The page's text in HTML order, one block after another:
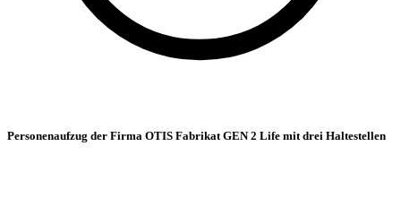
Personenaufzug der Firma OTIS Fabrikat GEN 2 Life mit drei Haltestellen